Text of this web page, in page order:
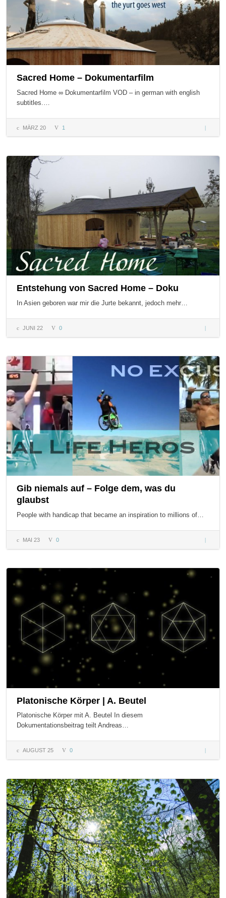
Sacred Home – Dokumentarfilm
Sacred Home ∞ Dokumentarfilm VOD – in german with english
subtitles.…
MÄRZ 20 1
Entstehung von Sacred Home – Doku
In Asien geboren war mir die Jurte bekannt, jedoch mehr…
JUNI 22 0
von
Doku
Gib niemals auf – Folge dem, was du
glaubst
People with handicap that became an inspiration to millions of…
MAI 23 0
niemals
Platonische Körper | A. Beutel
Platonische Körper mit A. Beutel In diesem
Dokumentationsbeitrag teilt Andreas…
AUGUST 25 0
Körper